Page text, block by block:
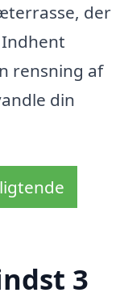
der
rensning af
din
3